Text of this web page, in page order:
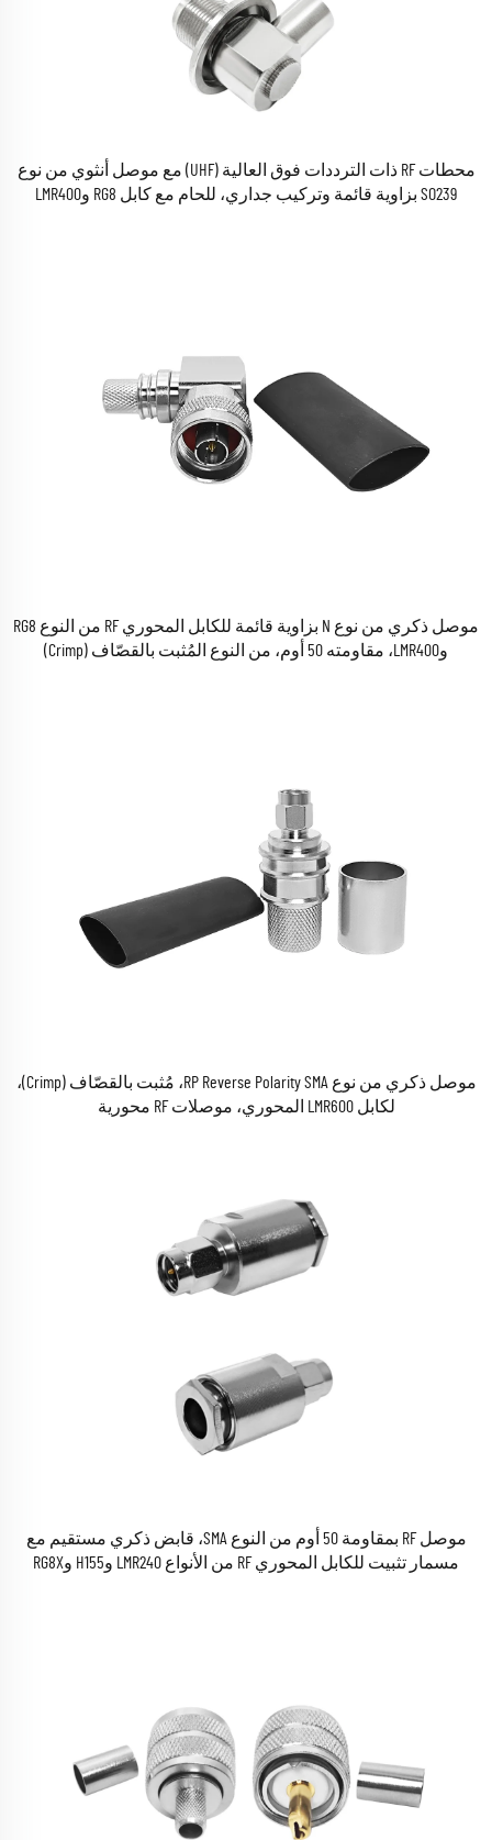
محطات RF ذات الترددات فوق العالية (UHF) مع موصل أنثوي من نوع
SO239 بزاوية قائمة وتركيب جداري، للحام مع كابل RG8 وLMR400
موصل ذكري من نوع N بزاوية قائمة للكابل المحوري RF من النوع RG8
وLMR400، مقاومته 50 أوم، من النوع المُثبت بالقصّاف (Crimp)
موصل ذكري من نوع RP Reverse Polarity SMA، مُثبت بالقصّاف (Crimp)،
لكابل LMR600 المحوري، موصلات RF محورية
موصل RF بمقاومة 50 أوم من النوع SMA، قابض ذكري مستقيم مع
مسمار تثبيت للكابل المحوري RF من الأنواع LMR240 وH155 وRG8X